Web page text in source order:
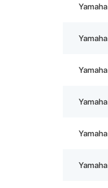
Yamaha
Yamaha
Yamaha
Yamaha
Yamaha
Yamaha